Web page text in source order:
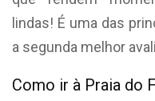
lindas! É uma das
a segunda melhor
Como ir à Praia do